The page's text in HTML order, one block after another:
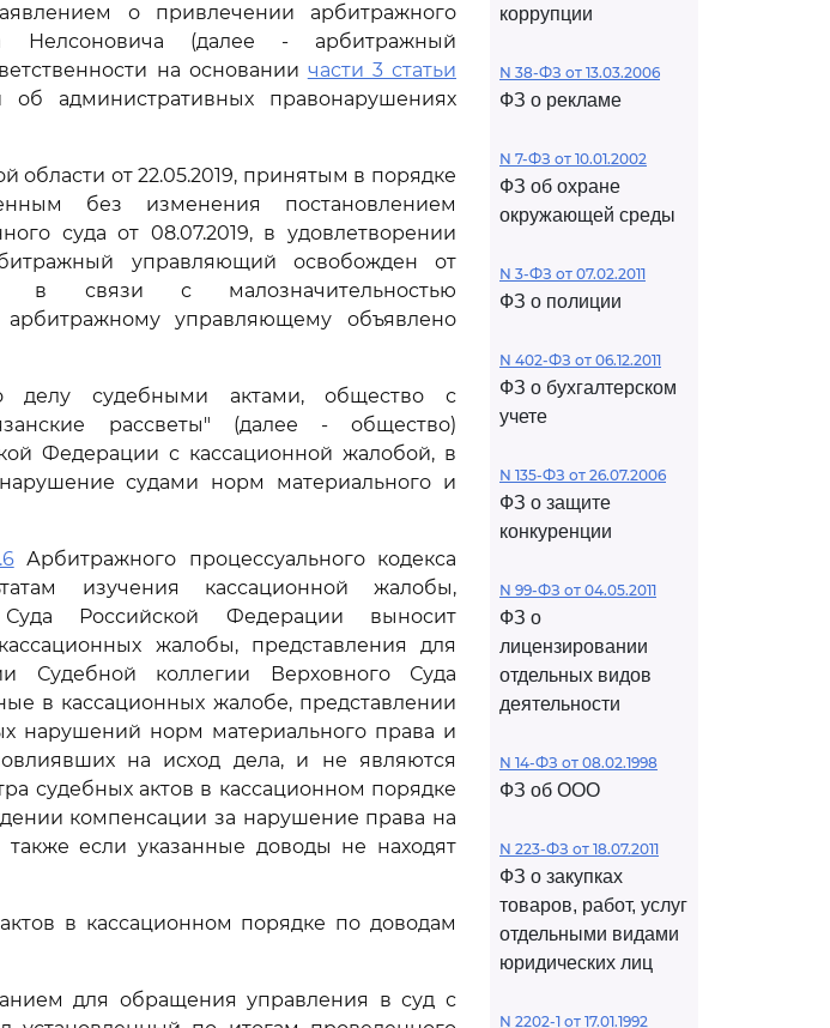
о привлечении арбитражного
Нелсоновича (далее - арбитражный
на основании части 3 статьи
административных правонарушениях
от 22.05.2019, принятым в порядке
без изменения постановлением
суда от 08.07.2019, в удовлетворении
управляющий освобожден от
в связи с малозначительностью
арбитражному управляющему объявлено
судебными актами, общество с
рассветы" (далее - общество)
Федерации с кассационной жалобой, в
судами норм материального и
Арбитражного процессуального кодекса
изучения кассационной жалобы,
Российской Федерации выносит
жалобы, представления для
Судебной коллегии Верховного Суда
в кассационных жалобе, представлении
нарушений норм материального права и
на исход дела, и не являются
судебных актов в кассационном порядке
компенсации за нарушение права на
если указанные доводы не находят
в кассационном порядке по доводам
для обращения управления в суд с
коррупции
N 38-ФЗ от 13.03.2006
ФЗ о рекламе
N 7-ФЗ от 10.01.2002
ФЗ об охране
окружающей среды
N 3-ФЗ от 07.02.2011
ФЗ о полиции
N 402-ФЗ от 06.12.2011
ФЗ о бухгалтерском
учете
N 135-ФЗ от 26.07.2006
ФЗ о защите
конкуренции
N 99-ФЗ от 04.05.2011
ФЗ о
лицензировании
отдельных видов
деятельности
N 14-ФЗ от 08.02.1998
ФЗ об ООО
N 223-ФЗ от 18.07.2011
ФЗ о закупках
товаров, работ, услуг
отдельными видами
юридических лиц
N 2202-1 от 17.01.1992